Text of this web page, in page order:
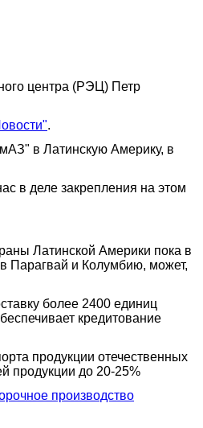
центра (РЭЦ) Петр
.
в Латинскую Америку, в
в деле закрепления на этом
Латинской Америки пока в
Парагвай и Колумбию, может,
более 2400 единиц
кредитование
продукции отечественных
продукции до 20-25%
производство